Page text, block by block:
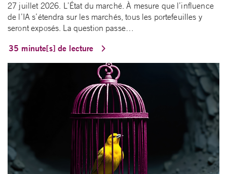
27 juillet 2026. L’État du marché. À mesure que l’influence
de l’IA s’étendra sur les marchés, tous les portefeuilles y
seront exposés. La question passe…
35 minute[s] de lecture